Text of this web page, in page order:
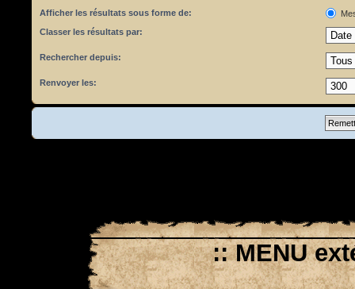
Afficher les résultats sous forme de:
Classer les résultats par:
Rechercher depuis:
Renvoyer les:
:: MENU